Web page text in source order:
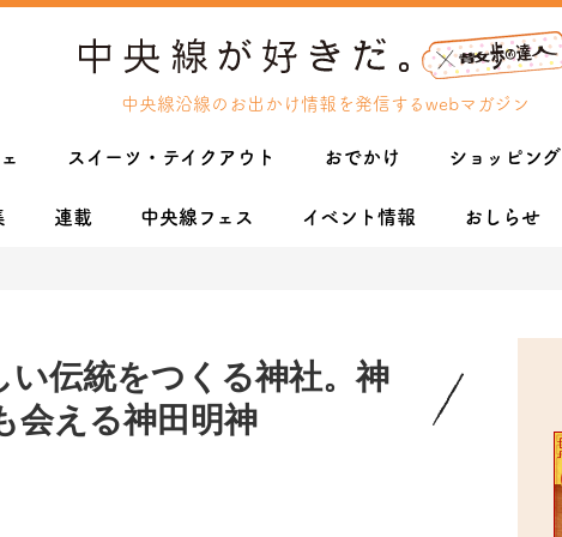
中央線沿線のお出かけ情報を発信するwebマガジン
スイーツ・テイクアウト おでかけ ショッピング
連載 中央線フェス イベント情報 おしらせ
い伝統をつくる神社。神
会える神田明神